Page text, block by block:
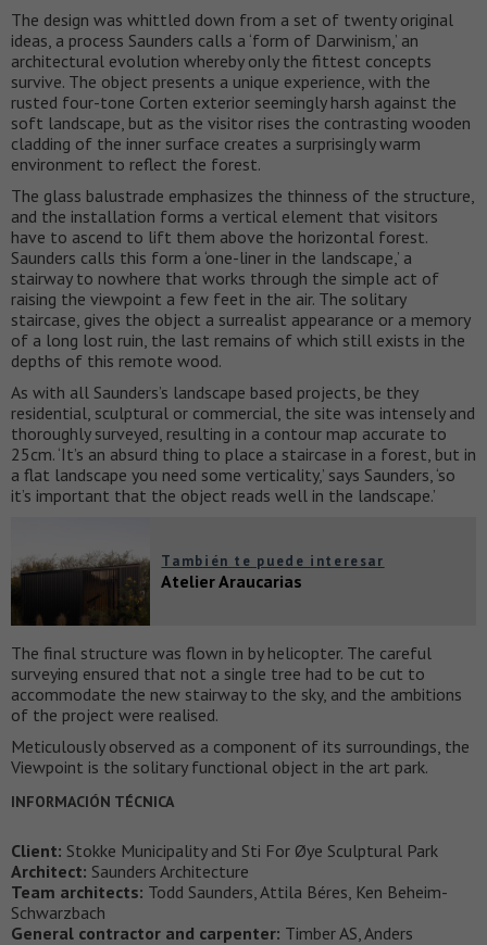
The design was whittled down from a set of twenty original
ideas, a process Saunders calls a ‘form of Darwinism,’ an
architectural evolution whereby only the fittest concepts
survive. The object presents a unique experience, with the
rusted four-tone Corten exterior seemingly harsh against the
soft landscape, but as the visitor rises the contrasting wooden
cladding of the inner surface creates a surprisingly warm
environment to reflect the forest.
The glass balustrade emphasizes the thinness of the structure,
and the installation forms a vertical element that visitors
have to ascend to lift them above the horizontal forest.
Saunders calls this form a ‘one-liner in the landscape,’ a
stairway to nowhere that works through the simple act of
raising the viewpoint a few feet in the air. The solitary
staircase, gives the object a surrealist appearance or a memory
of a long lost ruin, the last remains of which still exists in the
depths of this remote wood.
As with all Saunders’s landscape based projects, be they
residential, sculptural or commercial, the site was intensely and
thoroughly surveyed, resulting in a contour map accurate to
25cm. ‘It’s an absurd thing to place a staircase in a forest, but in
a flat landscape you need some verticality,’ says Saunders, ‘so
it’s important that the object reads well in the landscape.’
También te puede interesar
Atelier Araucarias
The final structure was flown in by helicopter. The careful
surveying ensured that not a single tree had to be cut to
accommodate the new stairway to the sky, and the ambitions
of the project were realised.
Meticulously observed as a component of its surroundings, the
Viewpoint is the solitary functional object in the art park.
INFORMACIÓN TÉCNICA
Client: Stokke Municipality and Sti For Øye Sculptural Park
Architect: Saunders Architecture
Team architects: Todd Saunders, Attila Béres, Ken Beheim-
Schwarzbach
General contractor and carpenter: Timber AS, Anders